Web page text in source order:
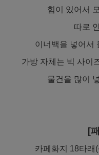
힘이 있어서
따로
이너백을 넣어서
가방 자체는 빅 사이
물건을 많이
[
카페화지 18타래